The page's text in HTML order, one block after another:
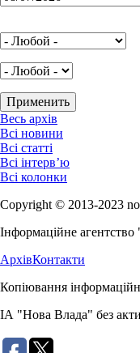
Весь архів
Всі новини
Всі статті
Всі інтерв’ю
Всі колонки
Copyright © 2013-2023
Інформаційне
АрхівКонтакти
Копіювання
ІА "Нова Влада" без